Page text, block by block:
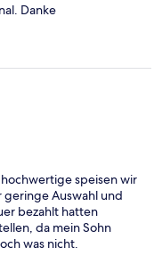
Danke
speisen wir
geringe Auswahl und
bezahlt hatten
da mein Sohn
was nicht.